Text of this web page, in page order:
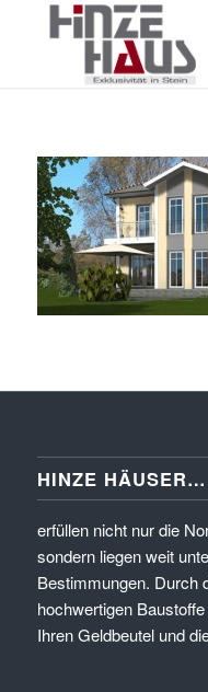
HINZE HÄUSER…
erfüllen nicht nur die
sondern liegen weit
Bestimmungen. Durch
hochwertigen
Ihren Geldbeutel und